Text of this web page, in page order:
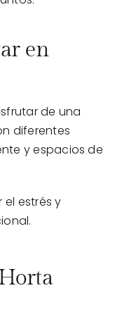
en
de una
diferentes
y espacios de
estrés y